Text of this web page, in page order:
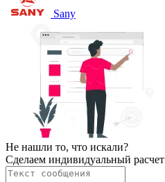
Sany
Не нашли то, что искали?
Сделаем индивидуальный расчет